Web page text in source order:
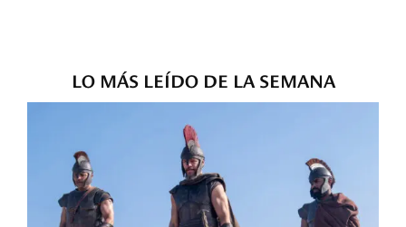
LO MÁS LEÍDO DE LA SEMANA